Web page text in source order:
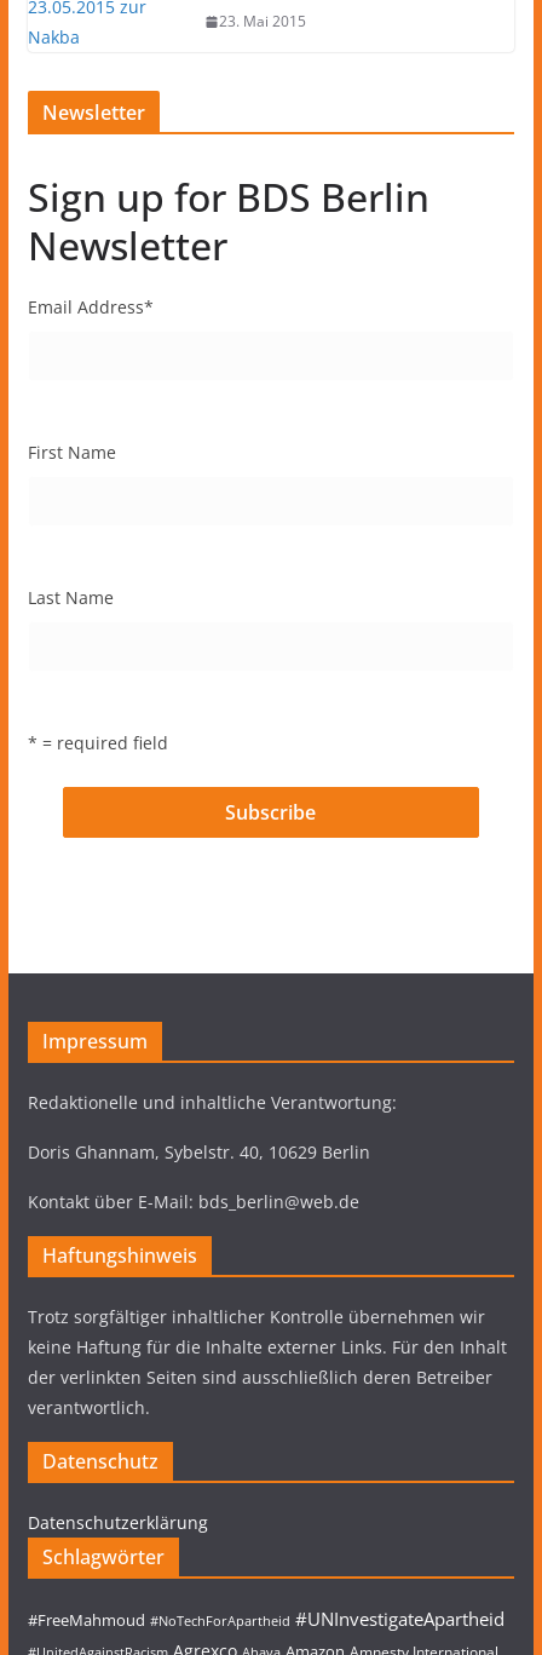
23. Mai 2015
Newsletter
Sign up for BDS Berlin
Newsletter
Email Address*
First Name
Last Name
* = required field
Impressum
Redaktionelle und inhaltliche Verantwortung:
Doris Ghannam, Sybelstr. 40, 10629 Berlin
Kontakt über E-Mail: bds_berlin@web.de
Haftungshinweis
Trotz sorgfältiger inhaltlicher Kontrolle übernehmen wir
keine Haftung für die Inhalte externer Links. Für den Inhalt
der verlinkten Seiten sind ausschließlich deren Betreiber
verantwortlich.
Datenschutz
Datenschutzerklärung
Schlagwörter
#FreeMahmoud #NoTechForApartheid #UNInvestigateApartheid